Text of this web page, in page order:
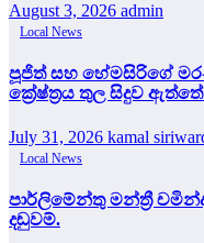
August 3, 2026 admin
Local News
පූජිත් සහ හේමසිරිගේ
ක්‍රේෂ්ත්‍රය තුල සිදුව
July 31, 2026 kamal
Local News
පාර්ලිමේන්තු මන්ත්‍රී
දඬුවම්.